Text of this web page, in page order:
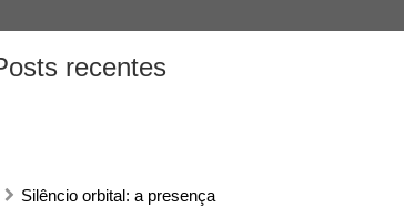
recentes
Silêncio orbital: a presença